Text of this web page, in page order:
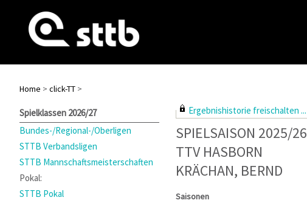
Home > click-TT >
Spielklassen 2026/27
Bundes-/Regional-/Oberligen
STTB Verbandsligen
STTB Mannschaftsmeisterschaften
Pokal:
STTB Pokal
Ergebnishistorie freischalten ...
SPIELSAISON 2025/26
TTV HASBORN
KRÄCHAN, BERND
Saisonen